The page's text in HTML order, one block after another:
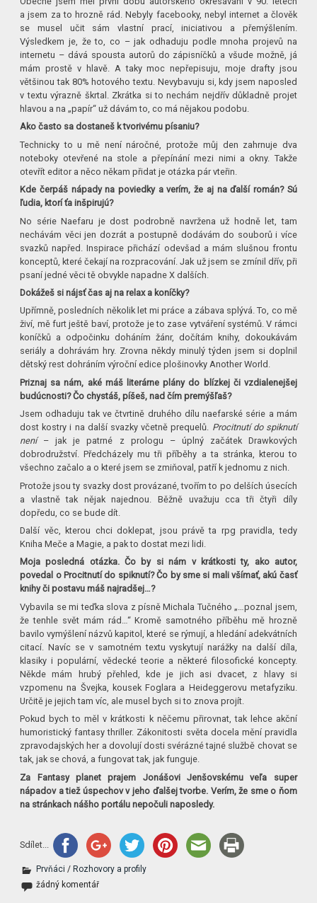
a jsem za to hrozně rád. Nebyly facebooky, nebyl internet a člověk
se musel učit sám vlastní prací, iniciativou a přemýšlením.
Výsledkem je, že to, co – jak odhaduju podle mnoha projevů na
internetu – dává spousta autorů do zápisníčků a všude možně, já
mám prostě v hlavě. A taky moc nepřepisuju, moje drafty jsou
většinou tak 80% hotového textu. Nevybavuju si, kdy jsem naposled
v textu výrazně škrtal. Zkrátka si to nechám nejdřív důkladně projet
hlavou a na „papír“ už dávám to, co má nějakou podobu.
Ako často sa dostaneš k tvorivému písaniu?
Technicky to u mě není náročné, protože můj den zahrnuje dva
noteboky otevřené na stole a přepínání mezi nimi a okny. Takže
otevřít editor a něco někam přidat je otázka pár vteřin.
Kde čerpáš nápady na poviedky a verím, že aj na ďalší román? Sú
ľudia, ktorí ťa inšpirujú?
No série Naefaru je dost podrobně navržena už hodně let, tam
nechávám věci jen dozrát a postupně dodávám do souborů i více
svazků napřed. Inspirace přichází odevšad a mám slušnou frontu
konceptů, které čekají na rozpracování. Jak už jsem se zmínil dřív, při
psaní jedné věci tě obvykle napadne X dalších.
Dokážeš si nájsť čas aj na relax a koníčky?
Upřímně, posledních několik let mi práce a zábava splývá. To, co mě
živí, mě furt ještě baví, protože je to zase vytváření systémů. V rámci
koníčků a odpočinku doháním žánr, dočítám knihy, dokoukávám
seriály a dohrávám hry. Zrovna někdy minulý týden jsem si doplnil
dětský rest dohráním výroční edice plošinovky Another World.
Priznaj sa nám, aké máš literárne plány do blízkej či vzdialenejšej
budúcnosti? Čo chystáš, píšeš, nad čím premýšľaš?
Jsem odhaduju tak ve čtvrtině druhého dílu naefarské série a mám
dost kostry i na další svazky včetně prequelů. Procitnutí do spiknutí
není– jak je patrné z prologu – úplný začátek Drawkových
dobrodružství. Předcházely mu tři příběhy a ta stránka, kterou to
všechno začalo a o které jsem se zmiňoval, patří k jednomu z nich.
Protože jsou ty svazky dost provázané, tvořím to po delších úsecích
a vlastně tak nějak najednou. Běžně uvažuju cca tři čtyři díly
dopředu, co se bude dít.
Další věc, kterou chci doklepat, jsou právě ta rpg pravidla, tedy
Kniha Meče a Magie, a pak to dostat mezi lidi.
Moja posledná otázka. Čo by si nám v krátkosti ty, ako autor,
povedal o Procitnutí do spiknutí? Čo by sme si mali všímať, akú časť
knihy či postavu máš najradšej…?
Vybavila se mi teďka slova z písně Michala Tučného „…poznal jsem,
že tenhle svět mám rád…“ Kromě samotného příběhu mě hrozně
bavilo vymýšlení názvů kapitol, které se rýmují, a hledání adekvátních
citací. Navíc se v samotném textu vyskytují narážky na další díla,
klasiky i populární, vědecké teorie a některé filosofické koncepty.
Někde mám hrubý přehled, kde je jich asi dvacet, z hlavy si
vzpomenu na Švejka, kousek Foglara a Heideggerovu metafyziku.
Určitě je jejich tam víc, ale musel bych si to znova projít.
Pokud bych to měl v krátkosti k něčemu přirovnat, tak lehce akční
humoristický fantasy thriller. Zákonitosti světa docela mění pravidla
zpravodajských her a dovolují dosti svérázné tajné službě chovat se
tak, jak se chová, a fungovat tak, jak funguje.
Za Fantasy planet prajem Jonášovi Jenšovskému veľa super
nápadov a tiež úspechov v jeho ďalšej tvorbe. Verím, že sme o ňom
na stránkach nášho portálu nepočuli naposledy.
Sdílet...
Prvňáci / Rozhovory a profily
žádný komentář